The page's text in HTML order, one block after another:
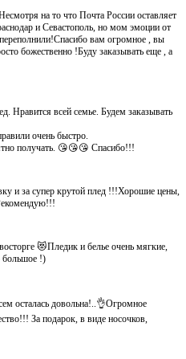
на то что Почта России оставляет
и Севастополь, но мом эмоции от
вам огромное , вы
божественно !Буду заказывать еще , а
Нравится всей семье. Будем заказывать
очень быстро.
получать. 😘😘😘 Спасибо!!!
и за супер крутой плед !!!Хорошие цены,
😻Пледик и белье очень мягкие,
большое !)
осталась довольна!..👌Огромное
За подарок, в виде носочков,